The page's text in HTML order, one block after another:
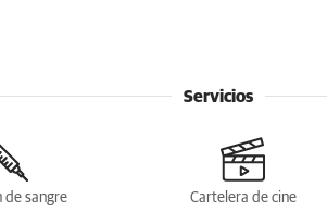
Servicios
de sangre Cartelera de cine